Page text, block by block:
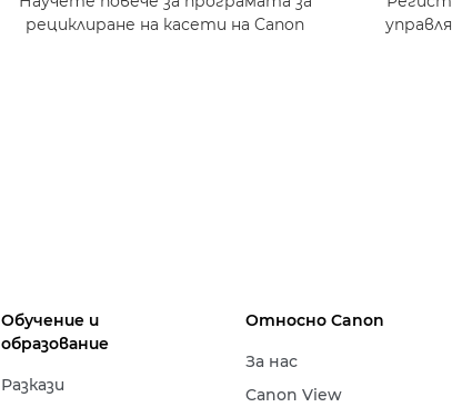
рециклиране на касети на Canon
Обучение и
образование
Разкази
Относно Canon
За нас
Canon View